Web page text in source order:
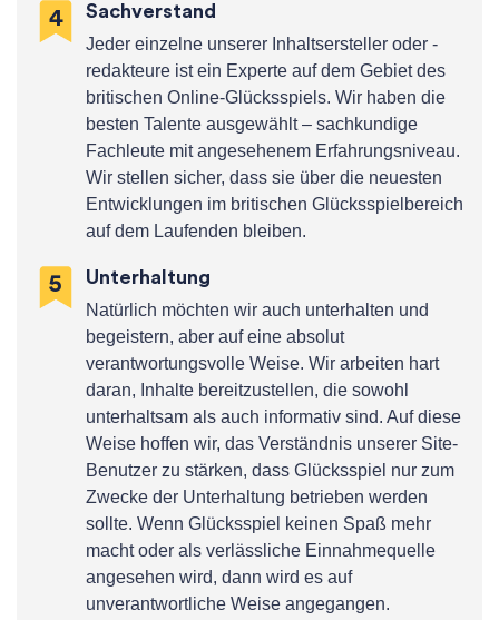
Sachverstand
Jeder einzelne unserer Inhaltsersteller oder -
redakteure ist ein Experte auf dem Gebiet des
britischen Online-Glücksspiels. Wir haben die
besten Talente ausgewählt – sachkundige
Fachleute mit angesehenem Erfahrungsniveau.
Wir stellen sicher, dass sie über die neuesten
Entwicklungen im britischen Glücksspielbereich
auf dem Laufenden bleiben.
Unterhaltung
Natürlich möchten wir auch unterhalten und
begeistern, aber auf eine absolut
verantwortungsvolle Weise. Wir arbeiten hart
daran, Inhalte bereitzustellen, die sowohl
unterhaltsam als auch informativ sind. Auf diese
Weise hoffen wir, das Verständnis unserer Site-
Benutzer zu stärken, dass Glücksspiel nur zum
Zwecke der Unterhaltung betrieben werden
sollte. Wenn Glücksspiel keinen Spaß mehr
macht oder als verlässliche Einnahmequelle
angesehen wird, dann wird es auf
unverantwortliche Weise angegangen.